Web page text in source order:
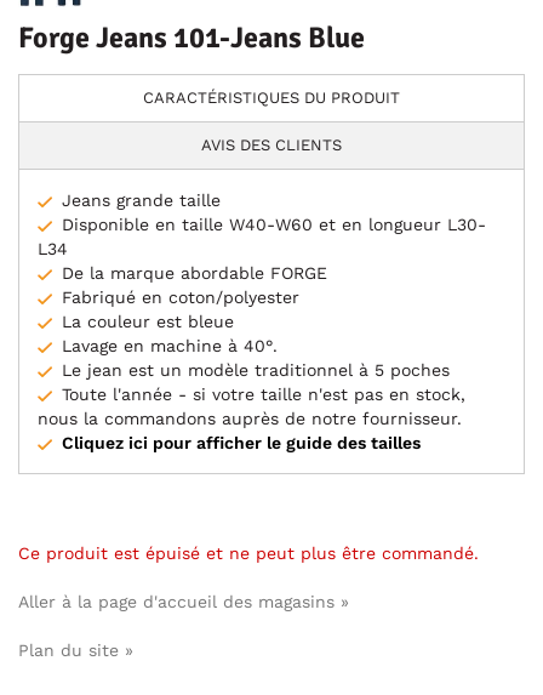
Forge Jeans 101-Jeans Blue
CARACTÉRISTIQUES DU PRODUIT
AVIS DES CLIENTS
Jeans grande taille
Disponible en taille W40-W60 et en longueur L30-
L34
De la marque abordable FORGE
Fabriqué en coton/polyester
La couleur est bleue
Lavage en machine à 40°.
Le jean est un modèle traditionnel à 5 poches
Toute l'année - si votre taille n'est pas en stock,
nous la commandons auprès de notre fournisseur.
Cliquez ici pour afficher le guide des tailles
Ce produit est épuisé et ne peut plus être commandé.
Aller à la page d'accueil des magasins »
Plan du site »